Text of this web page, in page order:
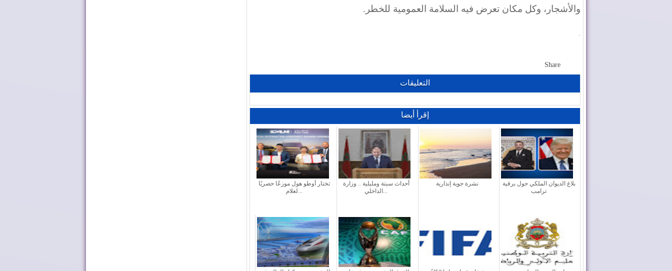
والأشجار، وكل مكان تعرض فيه السلامة العمومية للخطر.
.
Share
التعليقات
إقرأ أيضا
تختار أوطو هول موزعًا حصريًا
لعلام...
أحداث سبتة ومليلية .. وزارة
الداخلي...
نشرة جوية إنذارية
بلاغ الديوان الملكي حول برقية
ترامب